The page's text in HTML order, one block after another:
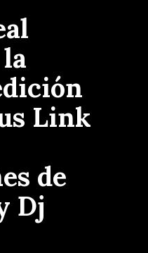
Link
de
Dj